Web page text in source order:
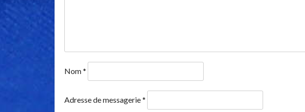
Nom*
Adresse de messagerie*